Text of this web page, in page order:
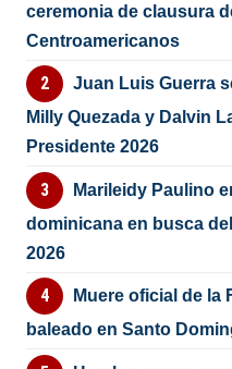
ceremonia de clausura
Centroamericanos
Juan Luis Guerra
Milly Quezada y Dalvin
Presidente 2026
Marileidy Paulino
dominicana en busca
2026
Muere oficial de la
baleado en Santo